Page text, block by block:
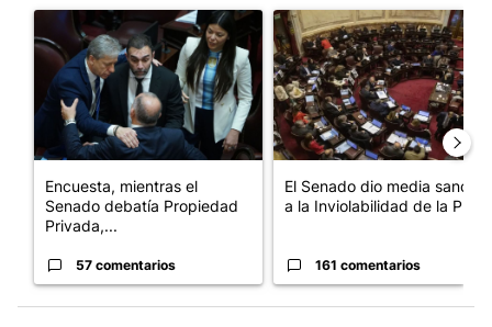
Un artículo de tendencia con el título "Encuesta, mientras el
Encuesta, mientras el
Senado debatía Propiedad
Privada,...
57 comentarios
Un artículo de tendencia con
El Senado dio media sanción
a la Inviolabilidad de la P...
161 comentarios